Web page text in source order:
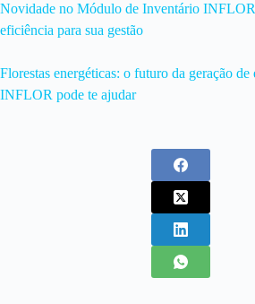
Novidade no Módulo de Inventário
eficiência para sua gestão
Florestas energéticas: o futuro da geração de
INFLOR pode te ajudar